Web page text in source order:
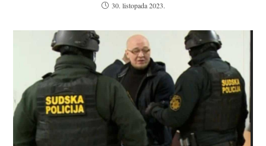
30. listopada 2023.